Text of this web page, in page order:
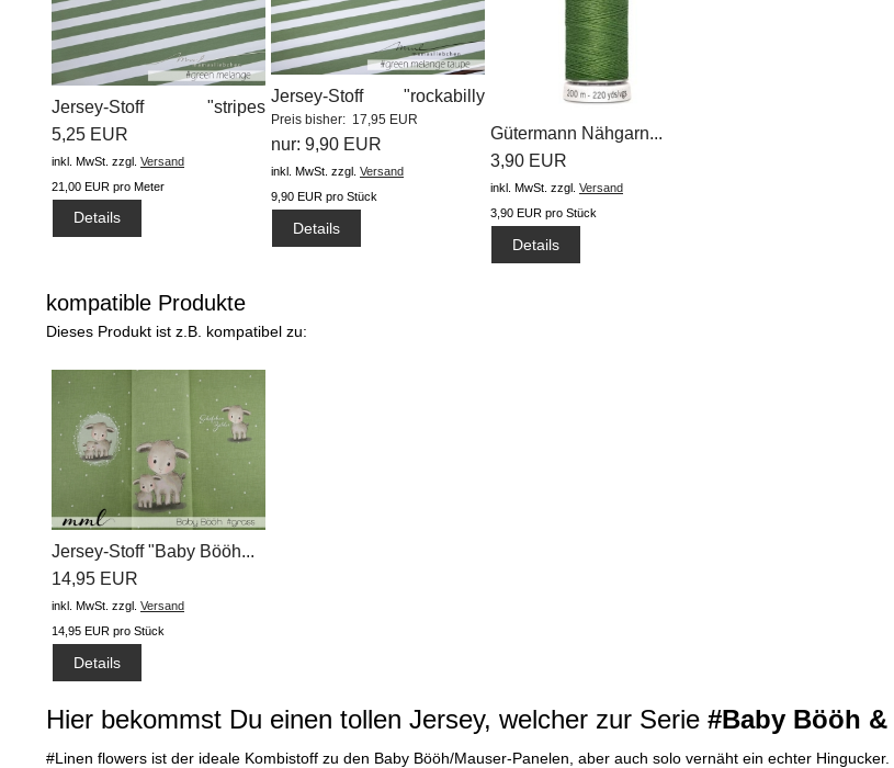
Jersey-Stoff "stripes
#green...
5,25 EUR
inkl. MwSt. zzgl. Versand
21,00 EUR pro Meter
Details
Jersey-Stoff "rockabilly
stripes...
Preis bisher: 17,95 EUR
nur: 9,90 EUR
inkl. MwSt. zzgl. Versand
9,90 EUR pro Stück
Details
Gütermann Nähgarn...
3,90 EUR
inkl. MwSt. zzgl. Versand
3,90 EUR pro Stück
Details
kompatible Produkte
Dieses Produkt ist z.B. kompatibel zu:
Jersey-Stoff "Baby Bööh...
14,95 EUR
inkl. MwSt. zzgl. Versand
14,95 EUR pro Stück
Details
Hier bekommst Du einen tollen Jersey, welcher zur Serie #Baby Bööh
#Linen flowers ist der ideale Kombistoff zu den Baby Bööh/Mauser-Panelen, aber auch solo vernäht ein echter Hingucker.